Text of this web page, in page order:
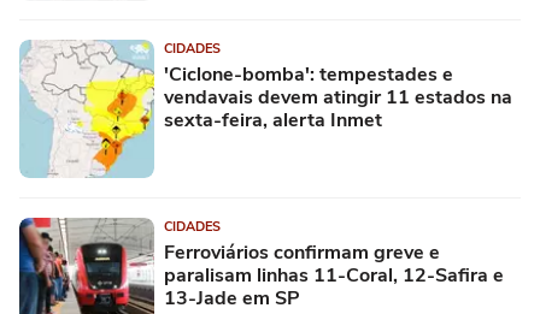
CIDADES
'Ciclone-bomba': tempestades e
vendavais devem atingir 11 estados na
sexta-feira, alerta Inmet
CIDADES
Ferroviários confirmam greve e
paralisam linhas 11-Coral, 12-Safira e
13-Jade em SP